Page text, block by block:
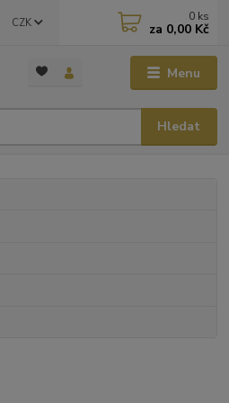
Menu
CZK
Hledat
0 ks
za 0,00 Kč